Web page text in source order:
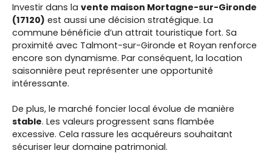
Investir dans la vente maison Mortagne-sur-Gironde
(17120) est aussi une décision stratégique. La
commune bénéficie d’un attrait touristique fort. Sa
proximité avec Talmont-sur-Gironde et Royan renforce
encore son dynamisme. Par conséquent, la location
saisonnière peut représenter une opportunité
intéressante.
De plus, le marché foncier local évolue de manière
stable. Les valeurs progressent sans flambée
excessive. Cela rassure les acquéreurs souhaitant
sécuriser leur domaine patrimonial.